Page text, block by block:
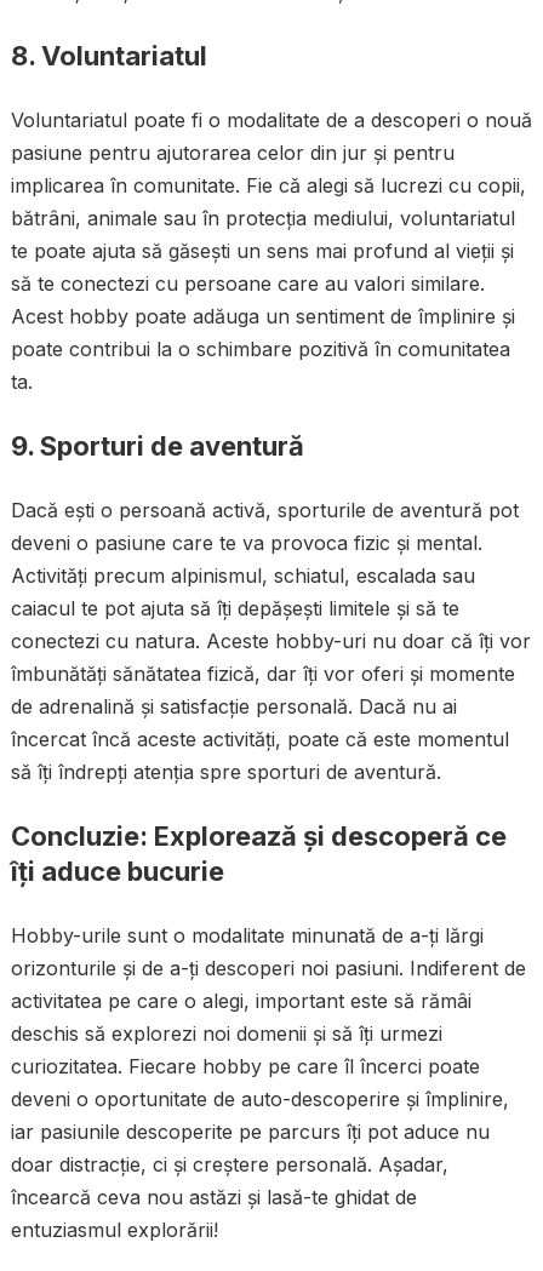
8. Voluntariatul
Voluntariatul poate fi o modalitate de a descoperi o nouă
pasiune pentru ajutorarea celor din jur și pentru
implicarea în comunitate. Fie că alegi să lucrezi cu copii,
bătrâni, animale sau în protecția mediului, voluntariatul
te poate ajuta să găsești un sens mai profund al vieții și
să te conectezi cu persoane care au valori similare.
Acest hobby poate adăuga un sentiment de împlinire și
poate contribui la o schimbare pozitivă în comunitatea
ta.
9. Sporturi de aventură
Dacă ești o persoană activă, sporturile de aventură pot
deveni o pasiune care te va provoca fizic și mental.
Activități precum alpinismul, schiatul, escalada sau
caiacul te pot ajuta să îți depășești limitele și să te
conectezi cu natura. Aceste hobby-uri nu doar că îți vor
îmbunătăți sănătatea fizică, dar îți vor oferi și momente
de adrenalină și satisfacție personală. Dacă nu ai
încercat încă aceste activități, poate că este momentul
să îți îndrepți atenția spre sporturi de aventură.
Concluzie: Explorează și descoperă ce
îți aduce bucurie
Hobby-urile sunt o modalitate minunată de a-ți lărgi
orizonturile și de a-ți descoperi noi pasiuni. Indiferent de
activitatea pe care o alegi, important este să rămâi
deschis să explorezi noi domenii și să îți urmezi
curiozitatea. Fiecare hobby pe care îl încerci poate
deveni o oportunitate de auto-descoperire și împlinire,
iar pasiunile descoperite pe parcurs îți pot aduce nu
doar distracție, ci și creștere personală. Așadar,
încearcă ceva nou astăzi și lasă-te ghidat de
entuziasmul explorării!